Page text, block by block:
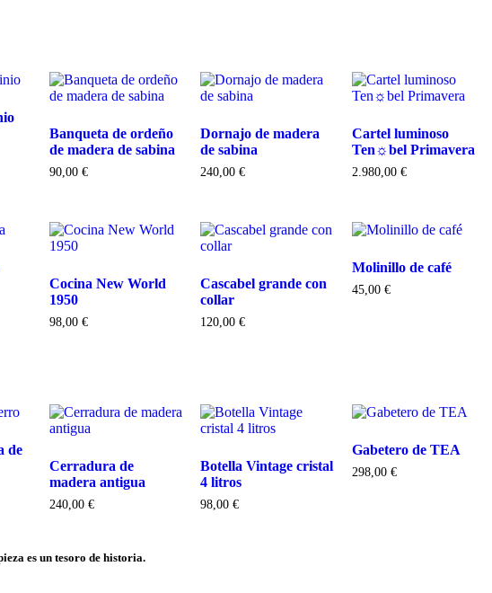
Banqueta de ordeño
de madera de sabina
90,00 €
Dornajo de madera
de sabina
240,00 €
Cartel luminoso
Ten☼bel Primavera
2.980,00 €
Cocina New World
1950
98,00 €
Cascabel grande con
collar
120,00 €
Molinillo de café
45,00 €
de
Cerradura de
madera antigua
240,00 €
Botella Vintage cristal
4 litros
98,00 €
Gabetero de TEA
298,00 €
es un tesoro de historia.